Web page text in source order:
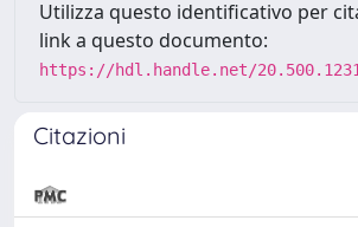
Utilizza questo identificativo per
link a questo documento:
https://hdl.handle.net/
Citazioni